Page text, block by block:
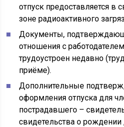
отпуск предоставляется в
зоне радиоактивного
Документы,
отношения с
трудоустроен недавно
приёме).
Дополнительные
оформления отпуска для
пострадавшего –
свидетельства о рождении